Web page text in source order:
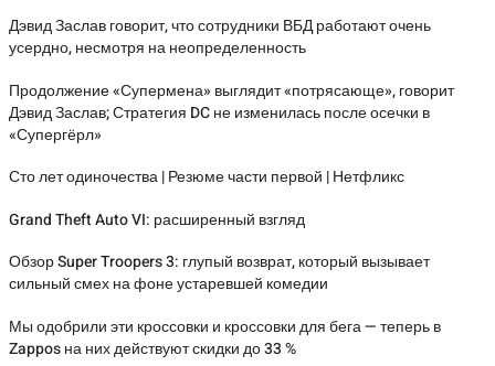
Дэвид Заслав говорит, что сотрудники ВБД работают очень
усердно, несмотря на неопределенность
Продолжение «Супермена» выглядит «потрясающе», говорит
Дэвид Заслав; Стратегия DC не изменилась после осечки в
«Супергёрл»
Сто лет одиночества | Резюме части первой | Нетфликс
Grand Theft Auto VI: расширенный взгляд
Обзор Super Troopers 3: глупый возврат, который вызывает
сильный смех на фоне устаревшей комедии
Мы одобрили эти кроссовки и кроссовки для бега — теперь в
Zappos на них действуют скидки до 33 %